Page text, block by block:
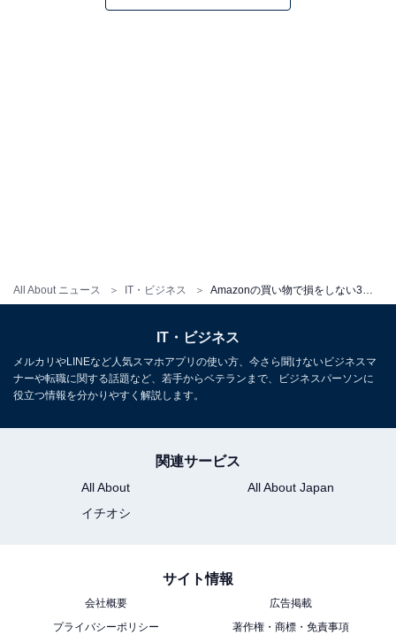
All About ニュース IT・ビジネス
3. 欲しい商品の適正価格と価格推移を確認
価格推移や適正価格を確認（Keepa.com）
欲しい商品名を入力し、検索結果からお目当ての商品を
選びます。詳細ページからは、1日〜3カ月の価格推移や
新品、中古、Amazonの価格などが一覧で確認できま
IT・ビジネス
メルカリやLINEなど人気スマホアプリの使い方、今さら聞けないビジネスマ
ナーや転職に関する話題など、若手からベテランまで、ビジネスパーソンに
役立つ情報を分かりやすく解説します。
関連サービス
All About
All About Japan
イチオシ
サイト情報
会社概要
広告掲載
プライバシーポリシー
著作権・商標・免責事項